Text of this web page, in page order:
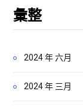
彙整
2024 年 六月
2024 年 三月